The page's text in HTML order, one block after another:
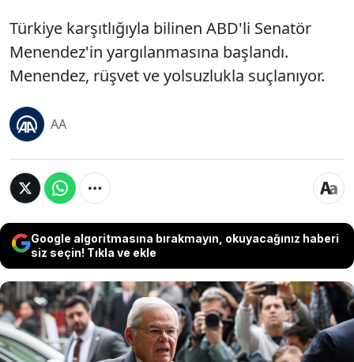
Türkiye karşıtlığıyla bilinen ABD'li Senatör
Menendez'in yargılanmasına başlandı.
Menendez, rüşvet ve yolsuzlukla suçlanıyor.
AA
Google algoritmasına bırakmayın, okuyacağınız haberi
siz seçin! Tıkla ve ekle
Türkiye karşıtlığıyla bilinen ABD'li